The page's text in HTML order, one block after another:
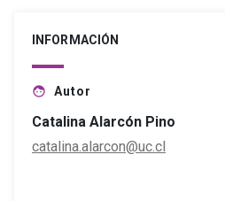
INFORMACIÓN
face Autor
Catalina Alarcón Pino
catalina.alarcon@uc.cl